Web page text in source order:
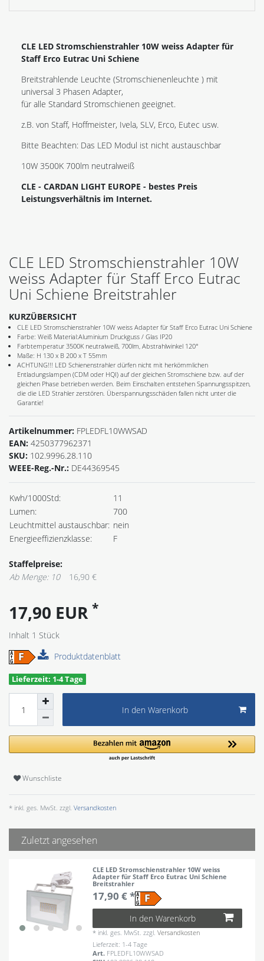
CLE LED Stromschienstrahler 10W weiss Adapter für
Staff Erco Eutrac Uni Schiene
Breitstrahlende Leuchte (Stromschienenleuchte ) mit
universal 3 Phasen Adapter,
für alle Standard Stromschienen geeignet.
z.B. von Staff, Hoffmeister, Ivela, SLV, Erco, Eutec usw.
Bitte Beachten: Das LED Modul ist nicht austauschbar
10W 3500K 700lm neutralweiß
CLE - CARDAN LIGHT EUROPE - bestes Preis
Leistungsverhältnis im Internet.
CLE LED Stromschienstrahler 10W
weiss Adapter für Staff Erco Eutrac
Uni Schiene Breitstrahler
KURZÜBERSICHT
CLE LED Stromschienstrahler 10W weiss Adapter für Staff Erco Eutrac Uni Schiene
Farbe: Weiß Material:Aluminium Druckguss / Glas IP20
Farbtemperatur 3500K neutralweiß, 700lm, Abstrahlwinkel 120°
Maße: H 130 x B 200 x T 55mm
ACHTUNG!!! LED Schienenstrahler dürfen nicht mit herkömmlichen
Entladungslampen (CDM oder HQI) auf der gleichen Stromschiene bzw. auf der
gleichen Phase betrieben werden. Beim Einschalten entstehen Spannungsspitzen,
die die LED Strahler zerstören. Überspannungsschäden fallen nicht unter die
Garantie!
Artikelnummer: FPLEDFL10WWSAD
EAN: 4250377962371
SKU: 102.9996.28.110
WEEE-Reg.-Nr.: DE44369545
Kwh/1000Std:
11
Lumen:
700
Leuchtmittel austauschbar: nein
Energieeffizienzklasse:
F
Staffelpreise:
Ab Menge: 10
16,90 €
17,90 EUR *
Inhalt 1 Stück
Produktdatenblatt
Lieferzeit: 1-4 Tage
In den Warenkorb
Wunschliste
* inkl. ges. MwSt. zzgl. Versandkosten
Zuletzt angesehen
CLE LED Stromschienstrahler 10W weiss
Adapter für Staff Erco Eutrac Uni Schiene
Breitstrahler
17,90 € *
In den Warenkorb
* inkl. ges. MwSt. zzgl.Versandkosten
Lieferzeit: 1-4 Tage
Art. FPLEDFL10WWSAD